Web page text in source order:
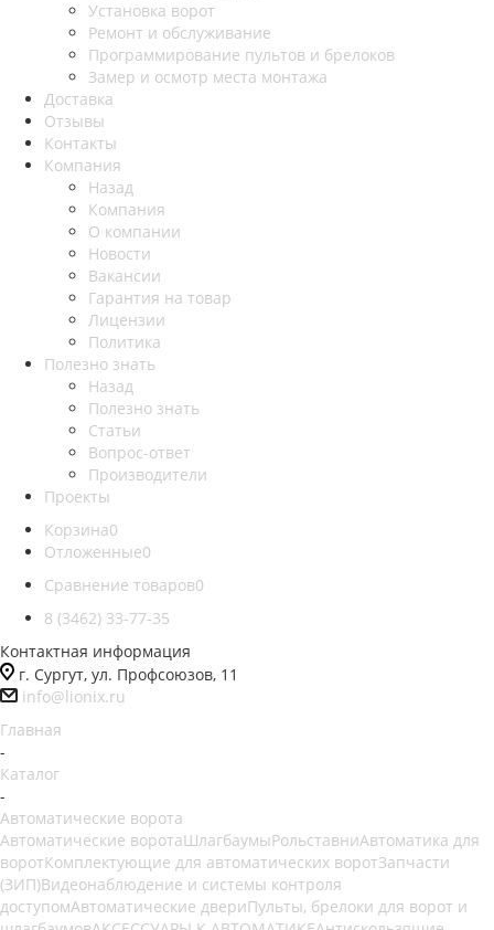
Установка ворот
Ремонт и обслуживание
Программирование пультов и брелоков
Замер и осмотр места монтажа
Доставка
Отзывы
Контакты
Компания
Назад
Компания
О компании
Новости
Вакансии
Гарантия на товар
Лицензии
Политика
Полезно знать
Назад
Полезно знать
Статьи
Вопрос-ответ
Производители
Проекты
Корзина0
Отложенные0
Сравнение товаров0
8 (3462) 33-77-35
Контактная информация
г. Сургут, ул. Профсоюзов, 11
info@lionix.ru
Главная
-
Каталог
-
Автоматические ворота
Автоматические воротаШлагбаумыРольставниАвтоматика для
воротКомплектующие для автоматических воротЗапчасти
(ЗИП)Видеонаблюдение и системы контроля
доступомАвтоматические двериПульты, брелоки для ворот и